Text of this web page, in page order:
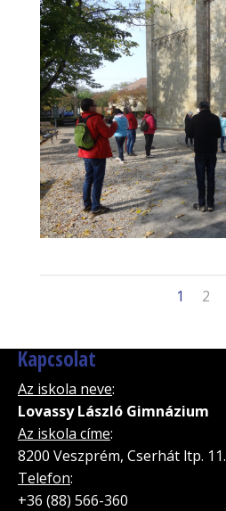
1 2
Kapcsolat
Az iskola neve:
Lovassy László Gimnázium
Az iskola címe:
8200 Veszprém, Cserhát ltp. 11.
Telefon:
+36 (88) 566-360